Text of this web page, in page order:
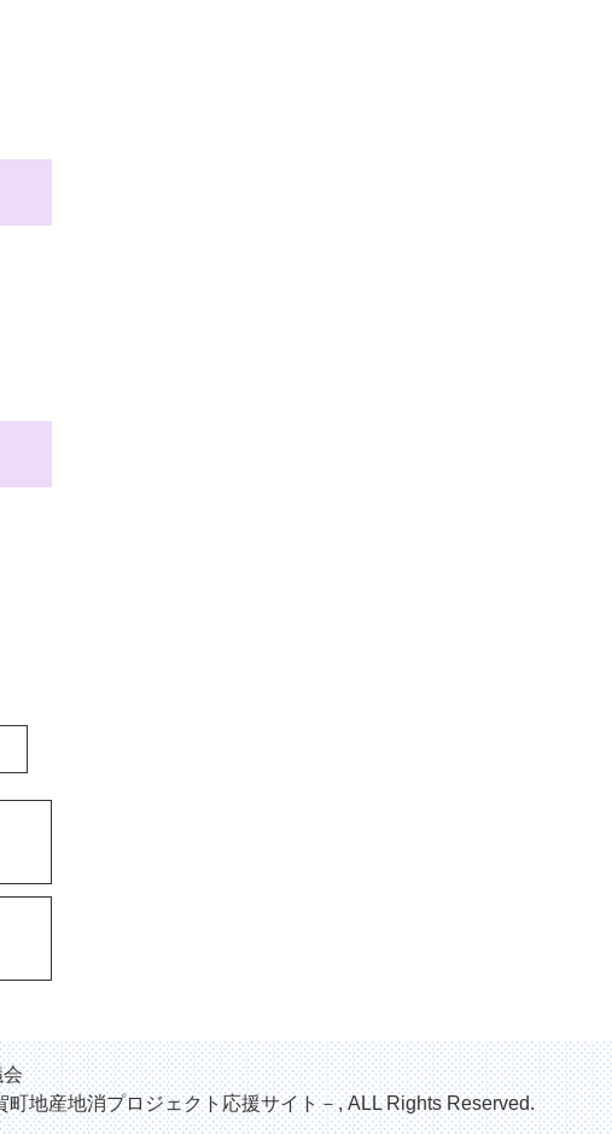
地産地消プロジェクト応援サイト－, ALL Rights Reserved.